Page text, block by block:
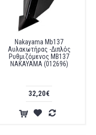
Nakayama Mb137
Αυλακωτήρας -Διπλός
Ρυθμιζόμενος MB137
NAKAYAMA (012696)
32,20€